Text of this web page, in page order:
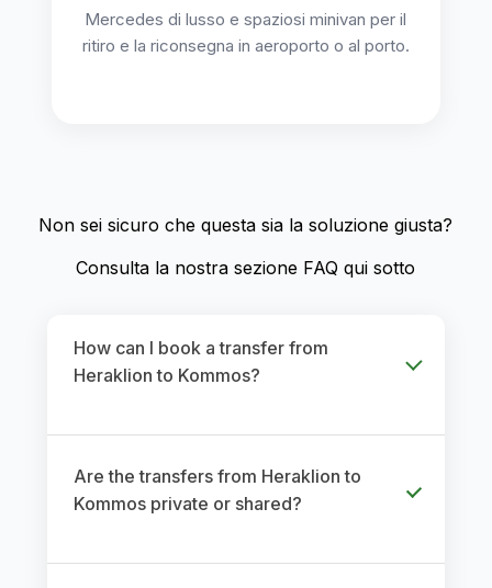
Mercedes di lusso e spaziosi minivan per il
ritiro e la riconsegna in aeroporto o al porto.
Non sei sicuro che questa sia la soluzione giusta?
Consulta la nostra sezione FAQ qui sotto
How can I book a transfer from
Heraklion to Kommos?
Are the transfers from Heraklion to
Kommos private or shared?